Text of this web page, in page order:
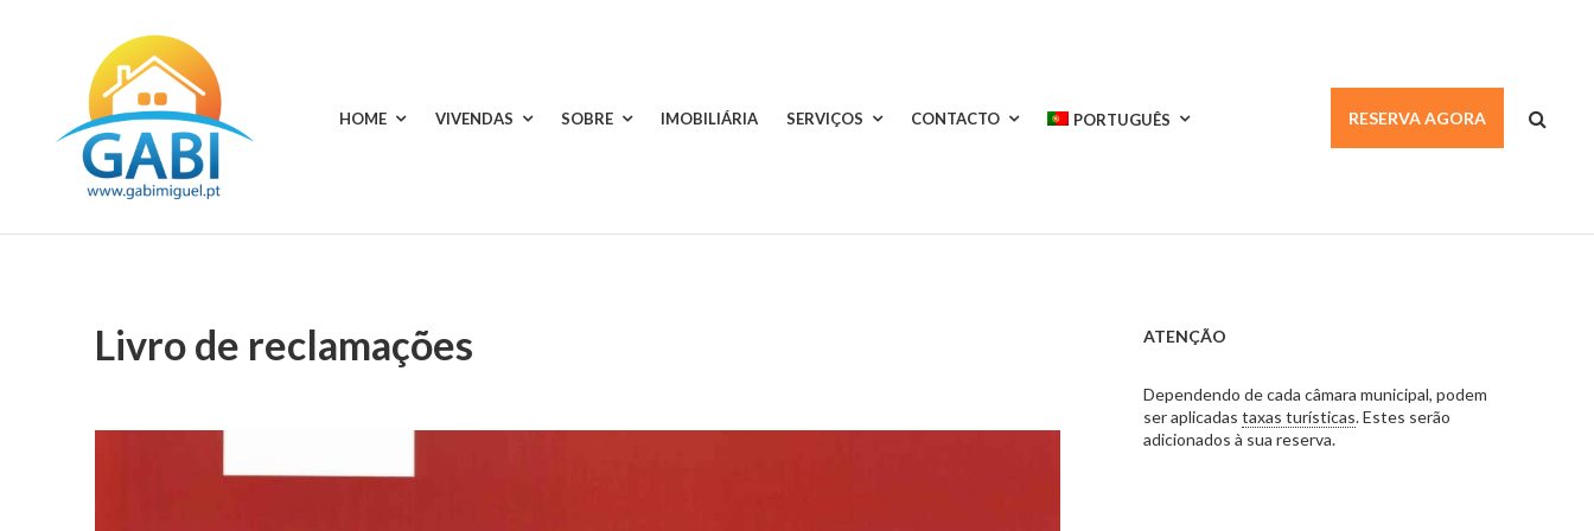
GABI
MIGUEL
RENTALS
Your
choice
seasons
HOME VIVENDAS SOBRE IMOBILIÁRIA SERVIÇOS CONTACTO PORTUGUÊS RESERVA AGORA
Livro de reclamações ATENÇÃO
Dependendo de cada câmara municipal, podem
ser aplicadas taxas turísticas. Estes serão
adicionados à sua reserva.